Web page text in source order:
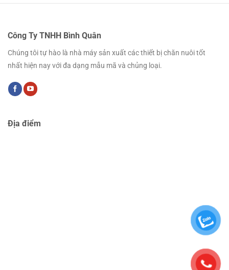
Công Ty TNHH Bình Quân
Chúng tôi tự hào là nhà máy sản xuất các thiết bị chăn nuôi tốt
nhất hiện nay với đa dạng mẫu mã và chủng loại.
Địa điểm